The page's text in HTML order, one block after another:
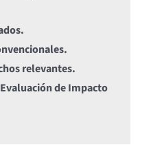
relevantes.
de Impacto